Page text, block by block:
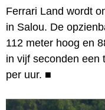
Ferrari Land wordt
in Salou. De
112 meter hoog en
in vijf seconden een
per uur. ■